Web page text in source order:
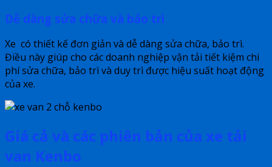
Dễ dàng sửa chữa và bảo trì
Xe có thiết kế đơn giản và dễ dàng sửa chữa, bảo trì.
Điều này giúp cho các doanh nghiệp vận tải tiết kiệm chi
phí sửa chữa, bảo trì và duy trì được hiệu suất hoạt động
của xe.
Giá cả và các phiên bản của xe tải
van Kenbo